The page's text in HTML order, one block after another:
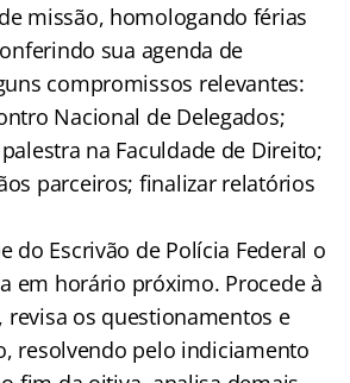
missão, homologando férias
sua agenda de
compromissos relevantes:
Nacional de Delegados;
na Faculdade de Direito;
parceiros; finalizar relatórios
do Escrivão de Polícia Federal o
em horário próximo. Procede à
revisa os questionamentos e
resolvendo pelo indiciamento